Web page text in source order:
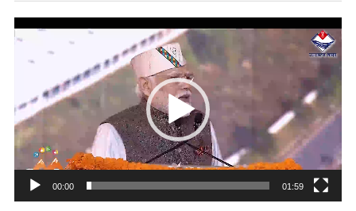
Video
00:00 01:59